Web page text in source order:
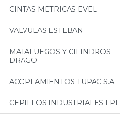
CINTAS METRICAS EVEL
VALVULAS ESTEBAN
MATAFUEGOS Y CILINDROS
DRAGO
ACOPLAMIENTOS TUPAC S.A.
CEPILLOS INDUSTRIALES FPL